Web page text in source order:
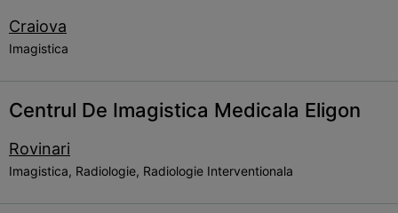
Craiova
Imagistica
Centrul De Imagistica Medicala Eligon
Rovinari
Imagistica, Radiologie, Radiologie Interventionala